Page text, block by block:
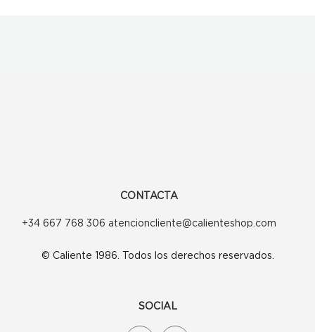
CONTACTA
+34 667 768 306 atencioncliente@calienteshop.com
© Caliente 1986. Todos los derechos reservados.
SOCIAL